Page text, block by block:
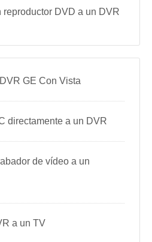
reproductor DVD a un DVR
GE Con Vista
directamente a un DVR
de vídeo a un
a un TV